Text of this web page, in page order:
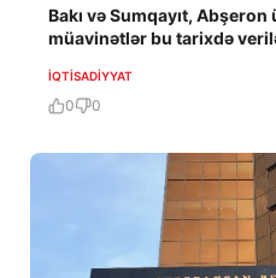
Bakı və Sumqayıt,
müavinətlər bu tarixdə
İQTISADIYYAT
0 0